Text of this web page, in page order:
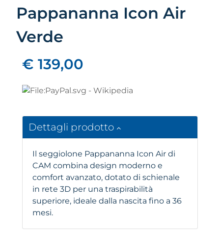
Pappananna Icon Air
Verde
€ 139,00
Dettagli prodotto
Il seggiolone Pappananna Icon Air di
CAM combina design moderno e
comfort avanzato, dotato di schienale
in rete 3D per una traspirabilità
superiore, ideale dalla nascita fino a 36
mesi.